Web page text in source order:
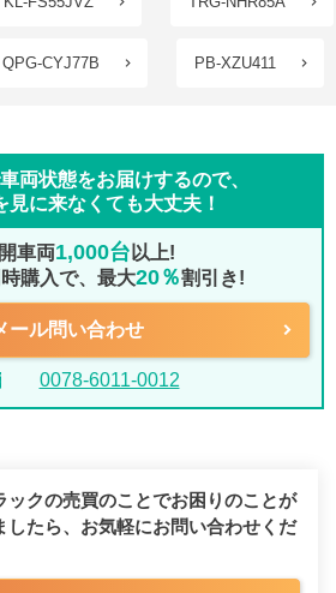
QPG-CYJ77B PB-XZU411
両状態をお届けするので、
見に来なくても大丈夫！
車両1,000台 以上!
購入で、最大20％割引き!
ール問い合わせ
0078-6011-0012
ックの売買のことでお困りのことが
たら、 お気軽にお問い合わせくだ